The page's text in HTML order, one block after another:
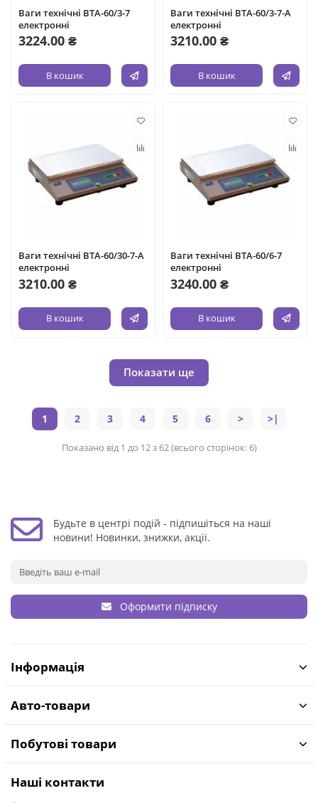
Ваги технічні ВТА-60/3-7
електронні
3224.00 ₴
В кошик
Ваги технічні ВТА-60/3-7-А
електронні
3210.00 ₴
В кошик
Ваги технічні ВТА-60/30-7-А
електронні
3210.00 ₴
В кошик
Ваги технічні ВТА-60/6-7
електронні
3240.00 ₴
В кошик
Показати ще
1 2 3 4 5 6 > >|
Показано від 1 до 12 з 62 (всього сторінок: 6)
Будьте в центрі подій - підпишіться на наші
новини! Новинки, знижки, акції.
Оформити підписку
Інформація
Авто-товари
Побутові товари
Наші контакти